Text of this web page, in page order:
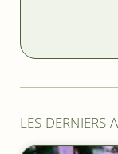
LES DERNIERS